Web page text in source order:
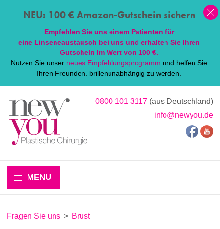
NEU: 100 € Amazon-Gutschein sichern
Empfehlen Sie uns einem Patienten für
eine Linseneaustausch bei uns und erhalten Sie Ihren
Gutschein im Wert von 100 €.
Nutzen Sie unser neues Empfehlungsprogramm und helfen Sie
Ihren Freunden, brillenunabhängig zu werden.
0800 101 3117 (aus Deutschland)
info@newyou.de
MENU
Fragen Sie uns > Brust